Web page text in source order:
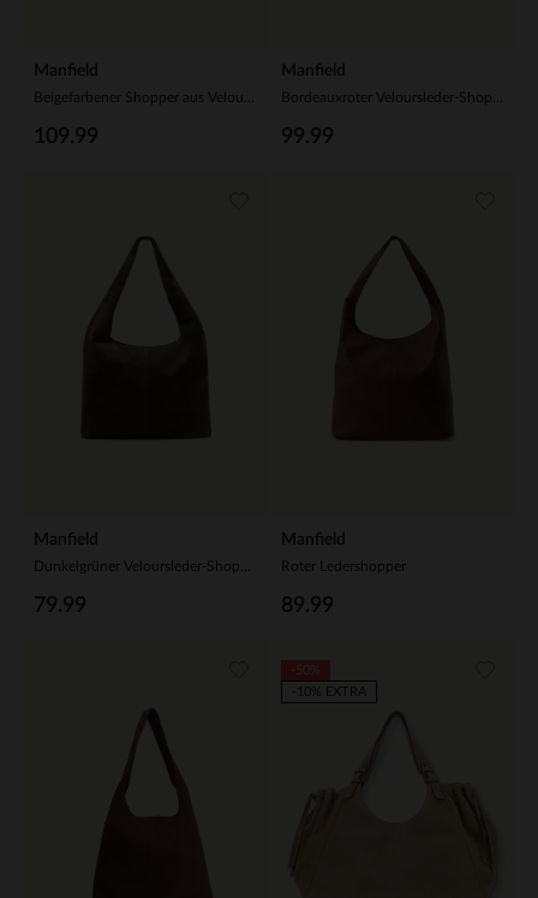
Manfield
109.99
Manfield
99.99
Manfield
79.99
Manfield
Roter Ledershopper
89.99
-10% EXTRA